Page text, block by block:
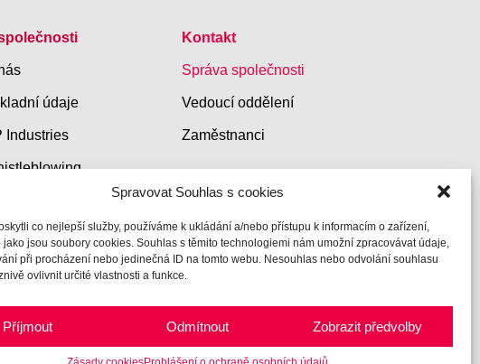
Spravovat Souhlas s cookies
co nejlepší služby, používáme k ukládání a/nebo přístupu k informacím o zařízení,
jsou soubory cookies. Souhlas s těmito technologiemi nám umožní zpracovávat údaje,
při procházení nebo jedinečná ID na tomto webu. Nesouhlas nebo odvolání souhlasu
ovlivnit určité vlastnosti a funkce.
Příjmout Odmítnout Zobrazit předvolby
údaje
Industries
Kontakt
Správa společnosti
Vedoucí oddělení
Zaměstnanci
službou